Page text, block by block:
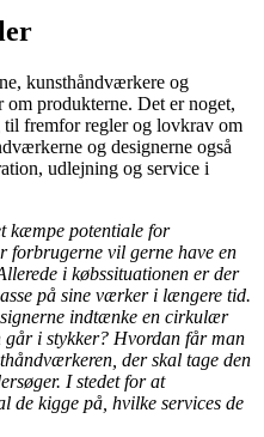
kunsthåndværkere og
produkterne. Det er noget,
til fremfor regler og lovkrav om
og designerne også
udlejning og service i
kæmpe potentiale for
forbrugerne vil gerne have en
i købssituationen er der
på sine værker i længere tid.
indtænke en cirkulær
i stykker? Hvordan får man
der skal tage den
I stedet for at
de kigge på, hvilke services de